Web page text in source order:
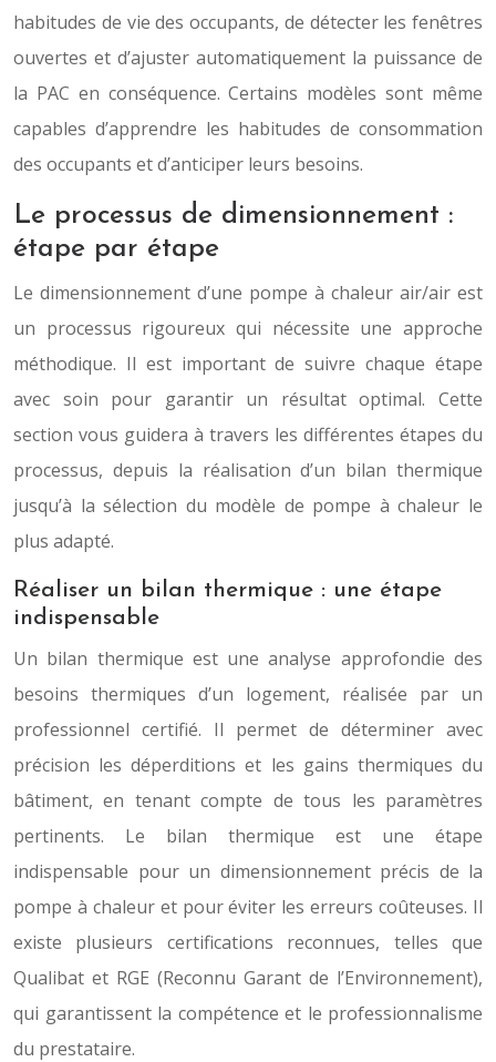
habitudes de vie des occupants, de détecter les fenêtres
ouvertes et d’ajuster automatiquement la puissance de
la PAC en conséquence. Certains modèles sont même
capables d’apprendre les habitudes de consommation
des occupants et d’anticiper leurs besoins.
Le processus de dimensionnement :
étape par étape
Le dimensionnement d’une pompe à chaleur air/air est
un processus rigoureux qui nécessite une approche
méthodique. Il est important de suivre chaque étape
avec soin pour garantir un résultat optimal. Cette
section vous guidera à travers les différentes étapes du
processus, depuis la réalisation d’un bilan thermique
jusqu’à la sélection du modèle de pompe à chaleur le
plus adapté.
Réaliser un bilan thermique : une étape
indispensable
Un bilan thermique est une analyse approfondie des
besoins thermiques d’un logement, réalisée par un
professionnel certifié. Il permet de déterminer avec
précision les déperditions et les gains thermiques du
bâtiment, en tenant compte de tous les paramètres
pertinents. Le bilan thermique est une étape
indispensable pour un dimensionnement précis de la
pompe à chaleur et pour éviter les erreurs coûteuses. Il
existe plusieurs certifications reconnues, telles que
Qualibat et RGE (Reconnu Garant de l’Environnement),
qui garantissent la compétence et le professionnalisme
du prestataire.